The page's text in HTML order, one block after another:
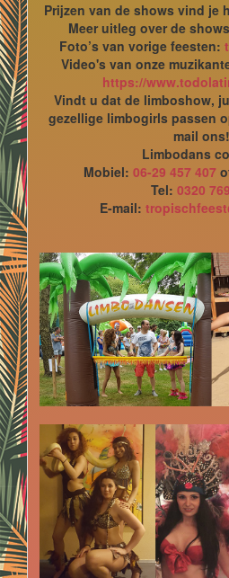
Prijzen van de shows vind je
Meer uitleg over de
Foto’s van vorige feesten:
Video's van onze
https://
Vindt u dat de limboshow,
gezellige limbogirls passen
mail ons!
Limbodans
Mobiel: 06-29 457 407
Tel: 0320
E-mail: